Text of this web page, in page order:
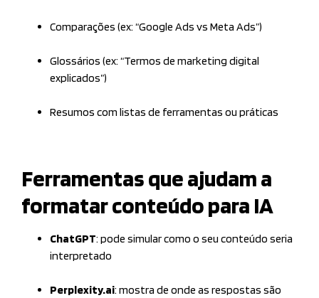
Comparações (ex: “Google Ads vs Meta Ads”)
Glossários (ex: “Termos de marketing digital
explicados”)
Resumos com listas de ferramentas ou práticas
Ferramentas que ajudam a
formatar conteúdo para IA
ChatGPT: pode simular como o seu conteúdo seria
interpretado
Perplexity.ai: mostra de onde as respostas são